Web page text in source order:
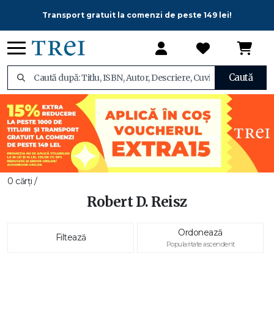
Transport gratuit la comenzi de peste 149 lei!
Caută
0 cărți /
Robert D. Reisz
Filtează Ordonează
Popularitate ascendent